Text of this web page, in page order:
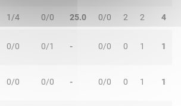
1/4 0/0 25.0 0/0 2 2 4
0/0 0/1 - 0/0 0 1 1
0/0 0/0 - 0/0 0 1 1